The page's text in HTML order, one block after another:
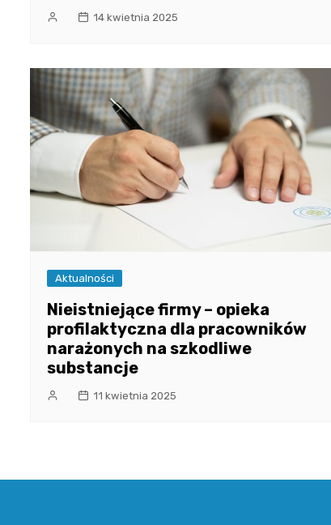
14 kwietnia 2025
Aktualności
Nieistniejące firmy – opieka
profilaktyczna dla pracowników
narażonych na szkodliwe
substancje
11 kwietnia 2025